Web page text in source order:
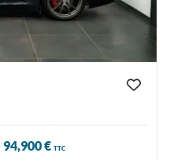
94,900 € TTC